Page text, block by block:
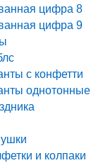
цифра 8
цифра 9
с конфетти
однотонные
и колпаки